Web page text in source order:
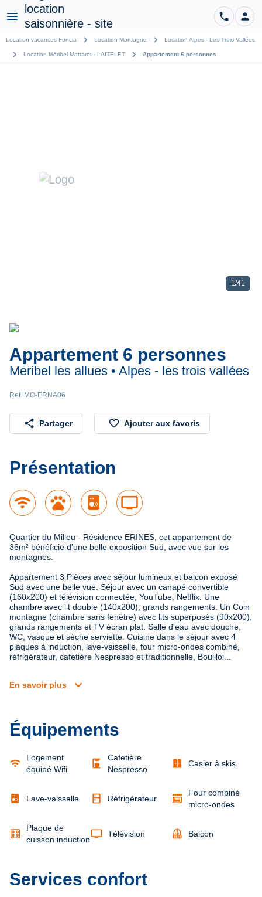
Menu phone person
Location vacances Foncia chevron_right Location Montagne chevron_right Location Alpes - Les Trois Vallées
chevron_right Location Méribel Mottaret - LAITELET chevron_right Appartement 6 personnes
1/41
Appartement 6 personnes
Meribel les allues • Alpes - les trois vallées
Ref. MO-ERNA06
share Partager favorite_border Ajouter aux favoris
Présentation
wifi pets tv
Quartier du Milieu - Résidence ERINES, cet appartement de
36m² bénéficie d'une belle exposition Sud, avec vue sur les
montagnes.
Appartement 3 Pièces avec séjour lumineux et balcon exposé
Sud avec une belle vue. Séjour avec un canapé convertible
(160x200) et télévision connectée, YouTube, Netflix. Une
chambre avec lit double (140x200), grands rangements. Un Coin
montagne (chambre sans fenêtre) avec lits superposés (90x200),
grands rangements et TV écran plat. Salle d'eau avec douche,
WC, vasque et sèche serviette. Cuisine dans le séjour avec 4
plaques à induction, lave-vaisselle, four micro-ondes combiné,
réfrigérateur, cafetière Nespresso et traditionnelle, Bouilloi...
En savoir plus expand_more
Équipements
wifi
Logement
équipé Wifi
coffee_maker
Cafetière
Nespresso
door_sliding Casier à skis
Lave-vaisselle kitchen Réfrigérateur
Four combiné
micro-ondes
Plaque de
cuisson inductiontv Télévision balcony Balcon
Services confort